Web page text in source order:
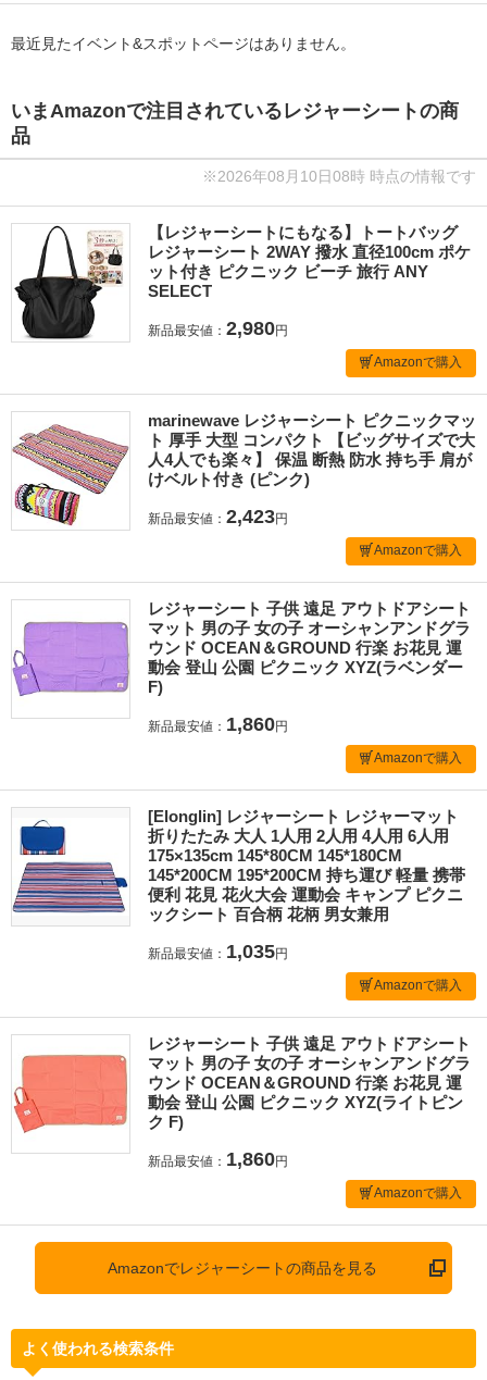
最近見たイベント&スポットページはありません。
いまAmazonで注目されているレジャーシートの商
品
※2026年08月10日08時 時点の情報です
【レジャーシートにもなる】トートバッグ
レジャーシート 2WAY 撥水 直径100cm ポケ
ット付き ピクニック ビーチ 旅行 ANY
SELECT
新品最安値： 2,980円
Amazonで購入
marinewave レジャーシート ピクニックマッ
ト 厚手 大型 コンパクト 【ビッグサイズで大
人4人でも楽々】 保温 断熱 防水 持ち手 肩が
けベルト付き (ピンク)
新品最安値： 2,423円
Amazonで購入
レジャーシート 子供 遠足 アウトドアシート
マット 男の子 女の子 オーシャンアンドグラ
ウンド OCEAN＆GROUND 行楽 お花見 運
動会 登山 公園 ピクニック XYZ(ラベンダー
F)
新品最安値： 1,860円
Amazonで購入
[Elonglin] レジャーシート レジャーマット
折りたたみ 大人 1人用 2人用 4人用 6人用
175×135cm 145*80CM 145*180CM
145*200CM 195*200CM 持ち運び 軽量 携帯
便利 花見 花火大会 運動会 キャンプ ピクニ
ックシート 百合柄 花柄 男女兼用
新品最安値： 1,035円
Amazonで購入
レジャーシート 子供 遠足 アウトドアシート
マット 男の子 女の子 オーシャンアンドグラ
ウンド OCEAN＆GROUND 行楽 お花見 運
動会 登山 公園 ピクニック XYZ(ライトピン
ク F)
新品最安値： 1,860円
Amazonで購入
Amazonでレジャーシートの商品を見る
よく使われる検索条件